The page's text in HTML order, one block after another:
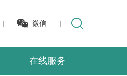
| 微信 |
在线服务